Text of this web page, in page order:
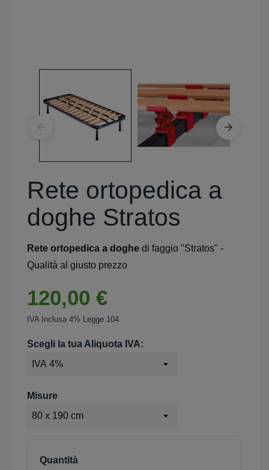
Rete ortopedica a
doghe Stratos
Rete ortopedica a doghe di faggio "Stratos" -
Qualità al giusto prezzo
120,00 €
IVA Inclusa 4% Legge 104
Scegli la tua Aliquota IVA:
Misure
Quantità